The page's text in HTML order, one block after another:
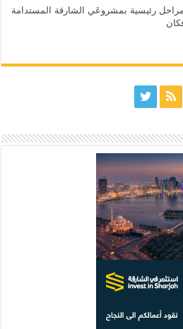
رئيسية بمشروعَي الشارقة المستدامة